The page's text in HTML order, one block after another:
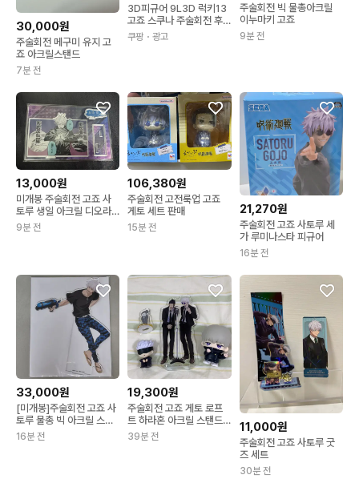
30,000원
주술회전 메구미 유지 고
죠 아크릴스탠드
7분 전
3D피규어 ​9L3D 럭키13
고죠 스쿠나 주술회전 후
시구로 토지 사토루 액션
피규어 다관절 수집용 장
쿠팡 ・광고
주술회전 빅 물총아크릴
이누마키 고죠
9분 전
13,000원
미개봉 주술회전 고죠 사
토루 생일 아크릴 디오라
마 팝니다
9분 전
106,380원
주술회전 고전룩업 고죠
게토 세트 판매
15분 전
21,270원
주술회전 고죠 사토루 세
가 루미나스타 피규어
16분 전
33,000원
[미개봉]주술회전 고죠 사
토루 물총 빅 아크릴 스탠
드
16분 전
19,300원
주술회전 고죠 게토 로프
트 하라혼 아크릴 스탠드
마치보케 이누마키 일상피
규어
39분 전
11,000원
주술회전 고죠 사토루 굿
즈 세트
30분 전